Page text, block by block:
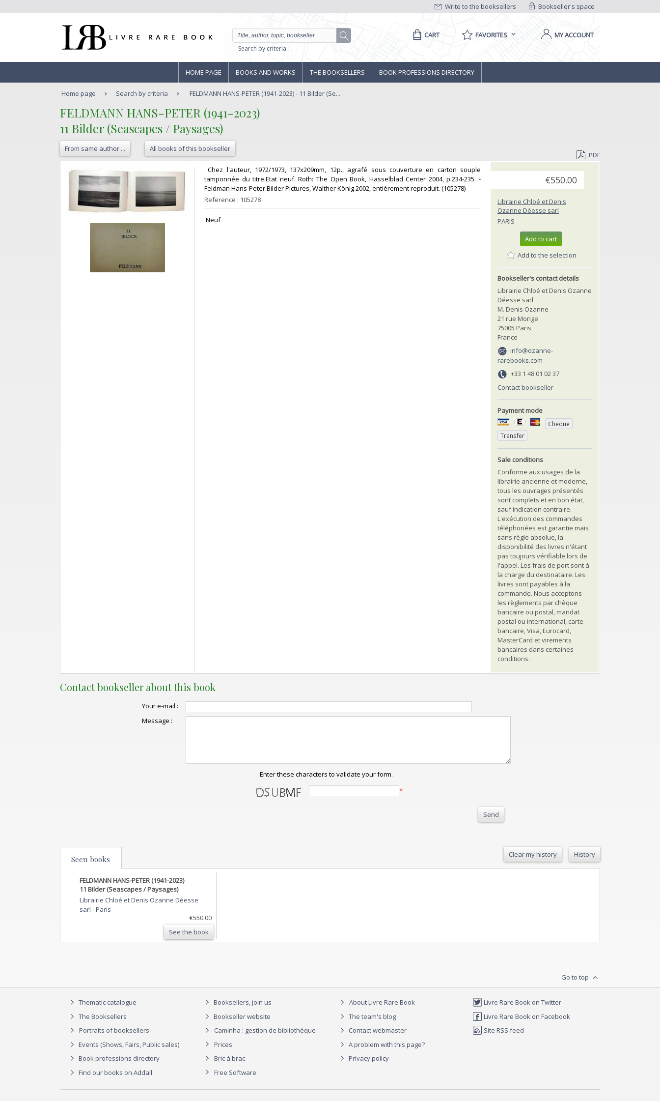
Bookseller's space
Write to the booksellers
Search by criteria
CART FAVORITES MY ACCOUNT
HOME PAGE BOOKS AND WORKS THE BOOKSELLERS BOOK PROFESSIONS DIRECTORY
Home page Search by criteria FELDMANN HANS-PETER (1941-2023) - 11 Bilder (Se...
‎FELDMANN HANS-PETER (1941-2023)‎
‎11 Bilder (Seascapes / Paysages)‎
From same author ... All books of this bookseller
PDF
‎ Chez l'auteur, 1972/1973, 137x209mm, 12p., agrafé sous couverture en carton souple
tamponnée du titre.Etat neuf. Roth: The Open Book, Hasselblad Center 2004, p.234-235. -
Feldman Hans-Peter Bilder Pictures, Walther König 2002, entièrement reproduit. (105278) ‎
Reference : 105278
‎ Neuf ‎
€550.00
Librairie Chloé et Denis
Ozanne Déesse sarl
PARIS
Add to cart
Add to the selection
Bookseller's contact details
Librairie Chloé et Denis Ozanne
Déesse sarl
M. Denis Ozanne
21 rue Monge
75005 Paris
France
info@ozanne-
rarebooks.com
+33 1 48 01 02 37
Contact bookseller
Payment mode
Cheque
Transfer
Sale conditions
Conforme aux usages de la
librairie ancienne et moderne,
tous les ouvrages présentés
sont complets et en bon état,
sauf indication contraire.
L'exécution des commandes
téléphonées est garantie mais
sans règle absolue, la
disponibilité des livres n'étant
pas toujours vérifiable lors de
l'appel. Les frais de port sont à
la charge du destinataire. Les
livres sont payables à la
commande. Nous acceptons
les règlements par chèque
bancaire ou postal, mandat
postal ou international, carte
bancaire, Visa, Eurocard,
MasterCard et virements
bancaires dans certaines
conditions.
Contact bookseller about this book
Your e-mail :
Message :
Enter these characters to validate your form.
*
Send
Seen books Clear my history History
FELDMANN HANS-PETER (1941-2023)
11 Bilder (Seascapes / Paysages)
Librairie Chloé et Denis Ozanne Déesse
sarl -Paris
€550.00
See the book
Go to top
Thematic catalogue
The Booksellers
Portraits of booksellers
Events (Shows, Fairs, Public sales)
Book professions directory
Find our books on Addall
Booksellers, join us
Bookseller website
Caminha : gestion de bibliothèque
Prices
Bric à brac
Free Software
About Livre Rare Book
The team's blog
Contact webmaster
A problem with this page?
Privacy policy
Livre Rare Book on Twitter
Livre Rare Book on Facebook
Site RSS feed